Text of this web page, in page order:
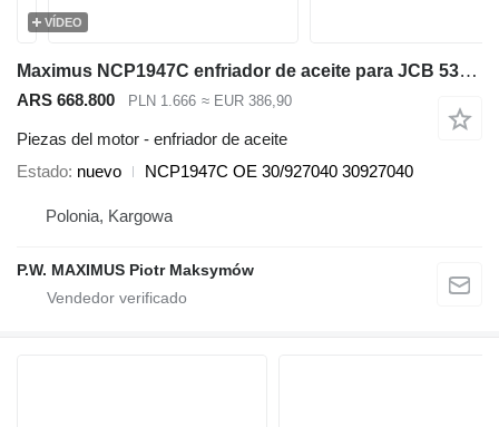
VÍDEO
Maximus NCP1947C enfriador de aceite para JCB 536-70 540-140 531-70 533-105 535-95 536-60 536-70 540-170 541-70 550-140 cargadora telescópica
ARS 668.800 PLN 1.666 ≈ EUR 386,90
Piezas del motor - enfriador de aceite
Estado nuevo NCP1947C OE 30/927040 30927040
Polonia, Kargowa
P.W. MAXIMUS Piotr Maksymów